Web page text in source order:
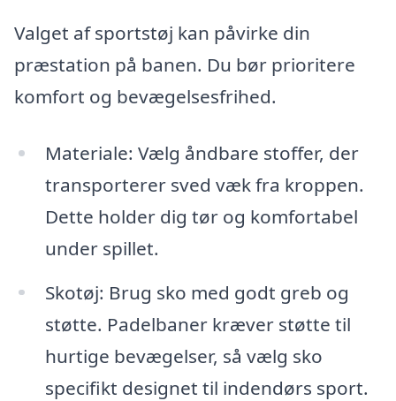
Valget af sportstøj kan påvirke din
præstation på banen. Du bør prioritere
komfort og bevægelsesfrihed.
Materiale: Vælg åndbare stoffer, der
transporterer sved væk fra kroppen.
Dette holder dig tør og komfortabel
under spillet.
Skotøj: Brug sko med godt greb og
støtte. Padelbaner kræver støtte til
hurtige bevægelser, så vælg sko
specifikt designet til indendørs sport.